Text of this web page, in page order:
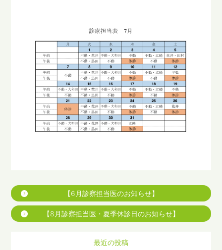
【6月診察担当医のお知らせ】
【8月診察担当医・夏季休診日のお知らせ】
最近の投稿